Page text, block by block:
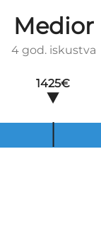
Medior
4 god. iskustva
1425€